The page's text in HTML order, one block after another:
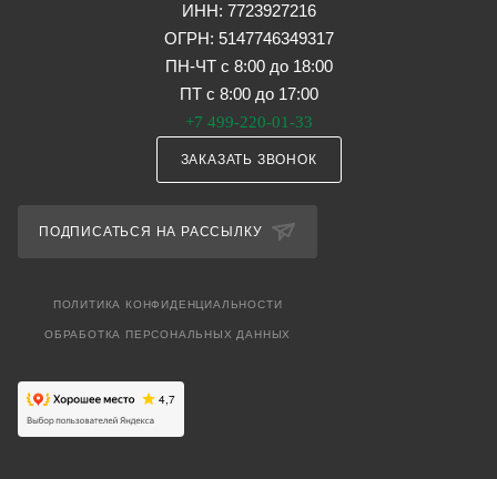
ИНН: 7723927216
ОГРН: 5147746349317
ПН-ЧТ с 8:00 до 18:00
ПТ с 8:00 до 17:00
+7 499-220-01-33
ЗАКАЗАТЬ ЗВОНОК
ПОДПИСАТЬСЯ НА РАССЫЛКУ
ПОЛИТИКА КОНФИДЕНЦИАЛЬНОСТИ
ОБРАБОТКА ПЕРСОНАЛЬНЫХ ДАННЫХ